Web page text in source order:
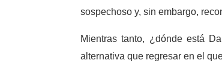
sospechoso y, sin embargo,
Mientras tanto, ¿dónde está
alternativa que regresar en el